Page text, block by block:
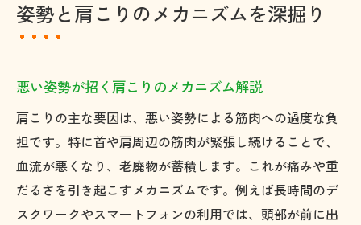
姿勢と肩こりのメカニズムを深掘り
悪い姿勢が招く肩こりのメカニズム解説
肩こりの主な要因は、悪い姿勢による筋肉への過度な負
担です。特に首や肩周辺の筋肉が緊張し続けることで、
血流が悪くなり、老廃物が蓄積します。これが痛みや重
だるさを引き起こすメカニズムです。例えば長時間のデ
スクワークやスマートフォンの利用では、頭部が前に出